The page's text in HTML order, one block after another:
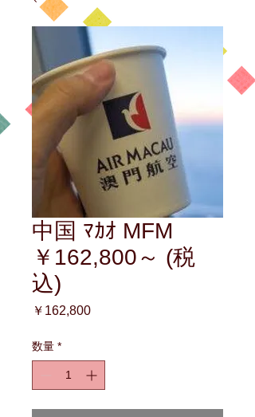
カート
中国 ﾏｶｵ MFM
￥162,800～ (税
込)
￥162,800価
数量 *